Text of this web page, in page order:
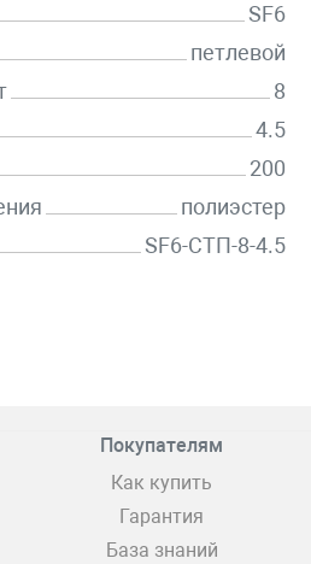
SF6
петлевой
8
4.5
200
полиэстер
SF6-СТП-8-4.5
Покупателям
Как купить
Гарантия
База знаний